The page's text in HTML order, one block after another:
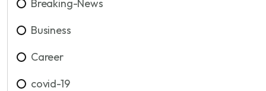
Breaking-News
Business
Career
covid-19